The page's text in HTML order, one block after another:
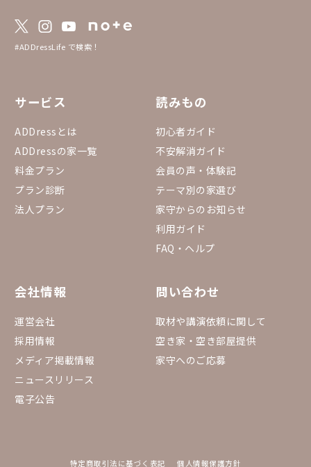
#ADDressLife で検索！
サービス
ADDressとは
ADDressの家一覧
料金プラン
プラン診断
法人プラン
読みもの
初心者ガイド
不安解消ガイド
会員の声・体験記
テーマ別の家選び
家守からのお知らせ
利用ガイド
FAQ・ヘルプ
会社情報
運営会社
採用情報
メディア掲載情報
ニュースリリース
電子公告
問い合わせ
取材や講演依頼に関して
空き家・空き部屋提供
家守へのご応募
特定商取引法に基づく表記 個人情報保護方針